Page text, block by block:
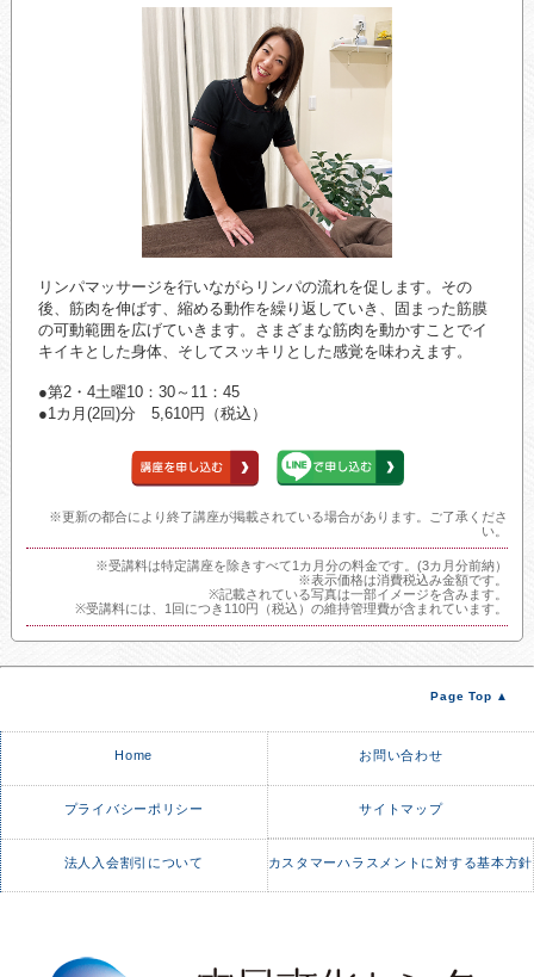
リンパマッサージを行いながらリンパの流れを促します。その
後、筋肉を伸ばす、縮める動作を繰り返していき、固まった筋膜
の可動範囲を広げていきます。さまざまな筋肉を動かすことでイ
キイキとした身体、そしてスッキリとした感覚を味わえます。
●第2・4土曜10：30～11：45
●1カ月(2回)分 5,610円（税込）
※更新の都合により終了講座が掲載されている場合があります。ご了承くださ
い。
※受講料は特定講座を除きすべて1カ月分の料金です。(3カ月分前納）
※表示価格は消費税込み金額です。
※記載されている写真は一部イメージを含みます。
※受講料には、1回につき110円（税込）の維持管理費が含まれています。
Page Top ▲
Home お問い合わせ
プライバシーポリシー サイトマップ
法人入会割引について カスタマーハラスメントに対する基本方針